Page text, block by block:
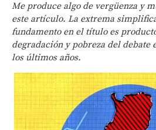
Me produce algo de vergüenza y
este artículo. La extrema
fundamento en el título es
degradación y pobreza del debate
los últimos años.